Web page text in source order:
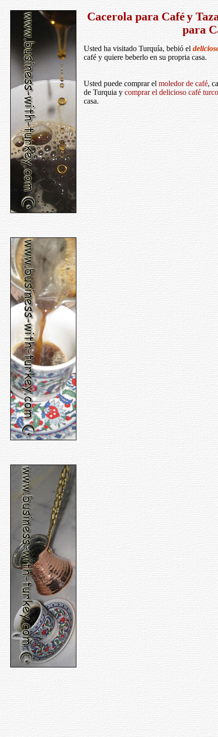
Cacerola para Caféy
para
Usted ha visitado Turquía, bebió el
café y quiere beberlo en su propria casa.
Usted puede comprar el moledor de café,
de Turquia y comprar el delicioso café
casa.